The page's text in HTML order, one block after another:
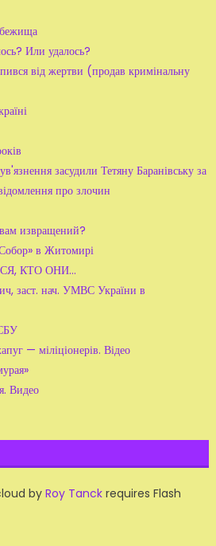
Или удалось?
від жертви (продав кримінальну
засудили Тетяну Баранівську за
про злочин
извращений?
в Житомирі
КТО ОНИ…
заст. нач. УМВС України в
— міліціонерів. Відео
Видео
by Roy Tanckrequires Flash